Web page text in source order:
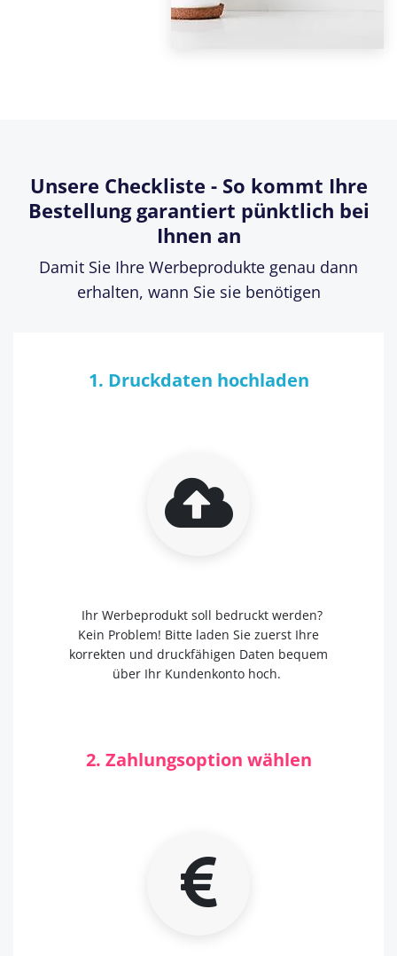
Unsere Checkliste - So kommt Ihre
Bestellung garantiert pünktlich bei
Ihnen an
Damit Sie Ihre Werbeprodukte genau dann
erhalten, wann Sie sie benötigen
1. Druckdaten hochladen
Ihr Werbeprodukt soll bedruckt werden?
Kein Problem! Bitte laden Sie zuerst Ihre
korrekten und druckfähigen Daten bequem
über Ihr Kundenkonto hoch.
2. Zahlungsoption wählen